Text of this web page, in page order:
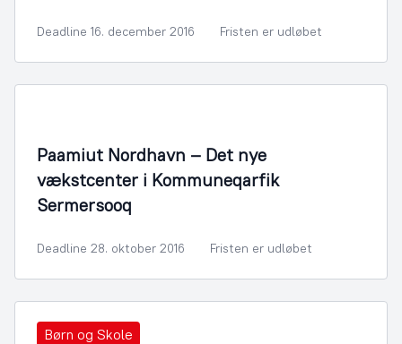
Deadline 16. december 2016 Fristen er udløbet
Paamiut Nordhavn – Det nye
vækstcenter i Kommuneqarfik
Sermersooq
Deadline 28. oktober 2016 Fristen er udløbet
Børn og Skole